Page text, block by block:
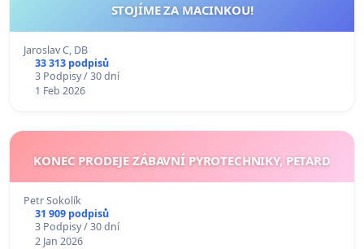
STOJÍME ZA MACINKOU!
Jaroslav C, DB
33 313 podpisů
3 Podpisy / 30 dní
1 Feb 2026
KONEC PRODEJE ZÁBAVNÍ PYROTECHNIKY, PETARD
Petr Sokolík
31 909 podpisů
3 Podpisy / 30 dní
2 Jan 2026